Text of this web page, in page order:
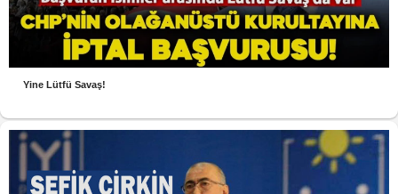
Yine Lütfü Savaş!